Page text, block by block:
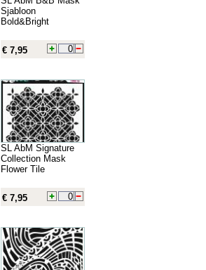
Sjabloon
Bold&Bright
€ 7,95
SL AbM Signature
Collection Mask
Flower Tile
€ 7,95